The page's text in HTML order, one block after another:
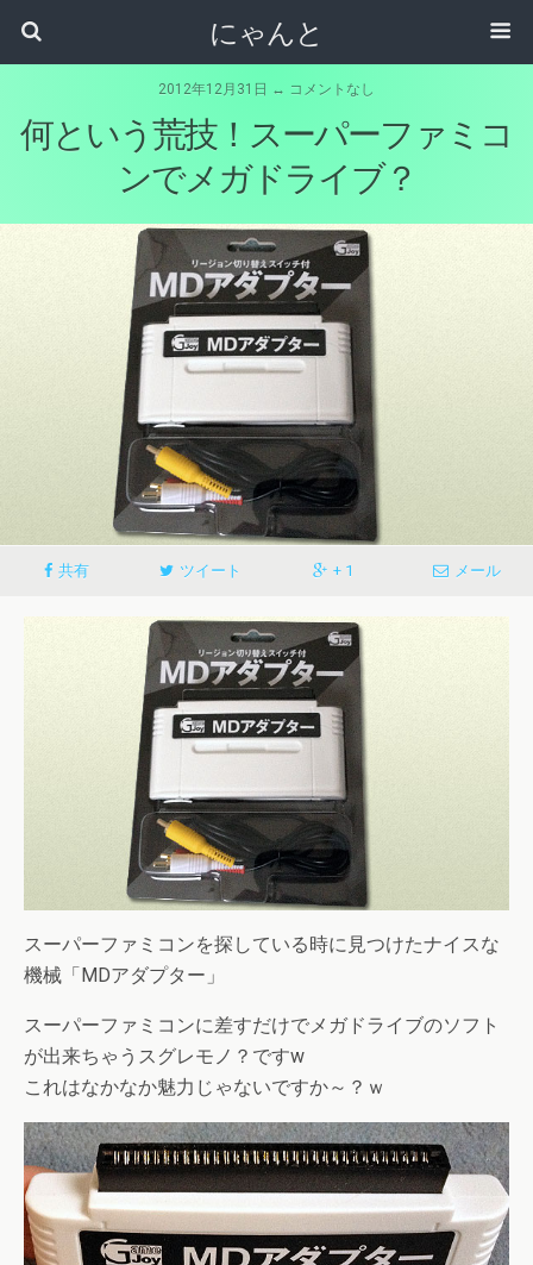
にゃんと
2012年12月31日 ↔ コメントなし
何という荒技！スーパーファミコ
ンでメガドライブ？
共有 ツイート + 1 メール
スーパーファミコンを探している時に見つけたナイスな
機械「MDアダプター 」
スーパーファミコンに差すだけでメガドライブのソフト
が出来ちゃうスグレモノ？ですw
これはなかなか魅力じゃないですか～？ｗ